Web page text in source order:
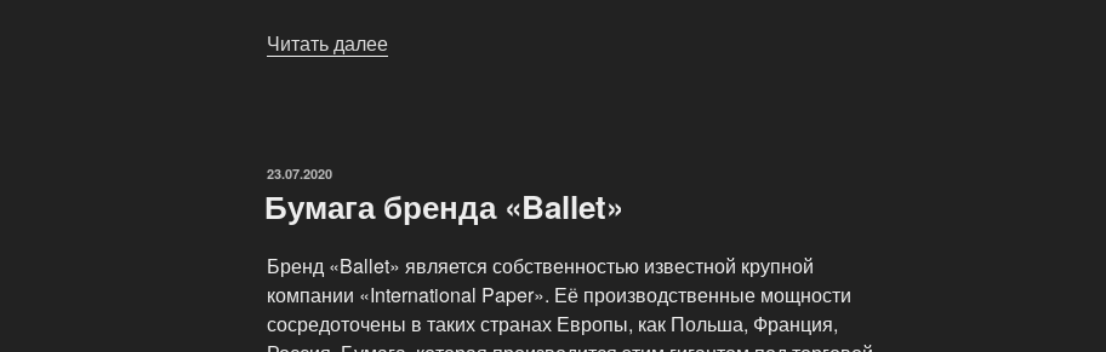
Читать далее
ОПУБЛИКОВАНО
23.07.2020
Бумага бренда «Ballet»
Бренд «Ballet» является собственностью известной крупной
компании «International Paper». Её производственные мощности
сосредоточены в таких странах Европы, как Польша, Франция,